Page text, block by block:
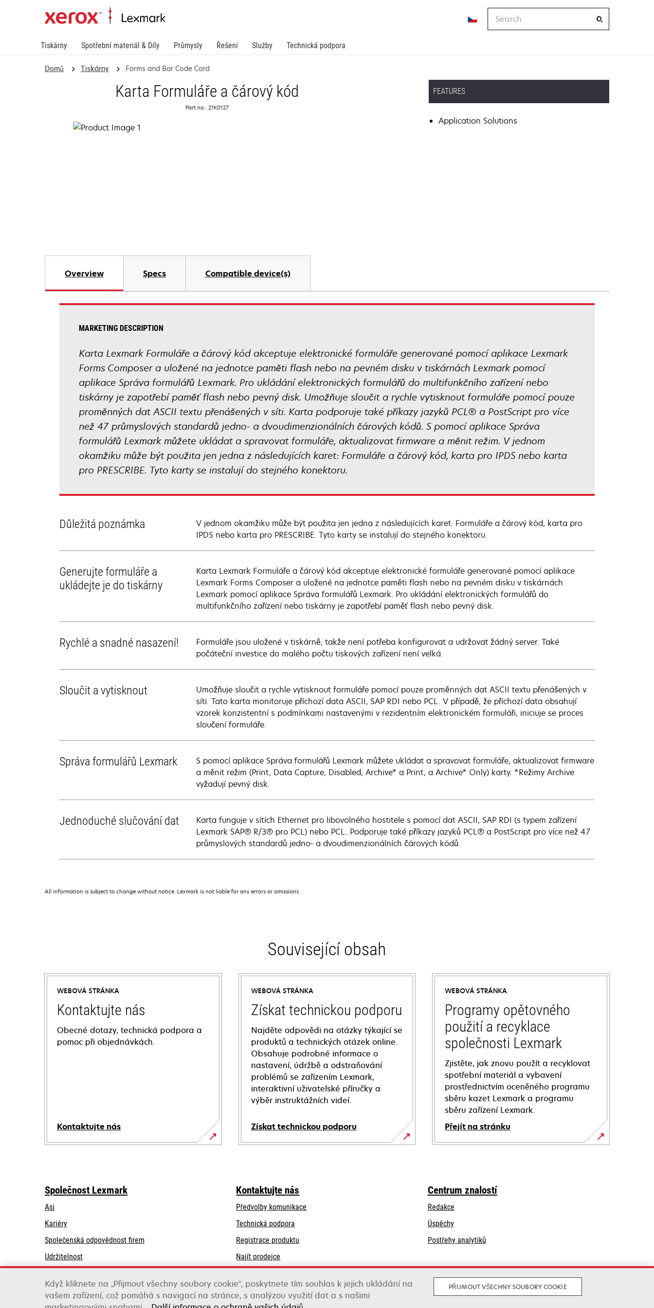
Tiskárny Spotřební materiál & Díly Průmysly Řešení Služby Technická podpora
Domů Tiskárny Forms and Bar Code Card
Karta Formuláře a čárový kód
Part no.: 21K0127
FEATURES
Application Solutions
Overview Specs Compatible device(s)
MARKETING DESCRIPTION
Karta Lexmark Formuláře a čárový kód akceptuje elektronické formuláře generované pomocí aplikace Lexmark
Forms Composer a uložené na jednotce paměti flash nebo na pevném disku v tiskárnách Lexmark pomocí
aplikace Správa formulářů Lexmark. Pro ukládání elektronických formulářů do multifunkčního zařízení nebo
tiskárny je zapotřebí paměť flash nebo pevný disk. Umožňuje sloučit a rychle vytisknout formuláře pomocí pouze
proměnných dat ASCII textu přenášených v síti. Karta podporuje také příkazy jazyků PCL® a PostScript pro více
než 47 průmyslových standardů jedno- a dvoudimenzionálních čárových kódů. S pomocí aplikace Správa
formulářů Lexmark můžete ukládat a spravovat formuláře, aktualizovat firmware a měnit režim. V jednom
okamžiku může být použita jen jedna z následujících karet: Formuláře a čárový kód, karta pro IPDS nebo karta
pro PRESCRIBE. Tyto karty se instalují do stejného konektoru.
Důležitá poznámka
V jednom okamžiku může být použita jen jedna z následujících karet: Formuláře a čárový kód, karta pro
IPDS nebo karta pro PRESCRIBE. Tyto karty se instalují do stejného konektoru.
Generujte formuláře a
ukládejte je do tiskárny
Karta Lexmark Formuláře a čárový kód akceptuje elektronické formuláře generované pomocí aplikace
Lexmark Forms Composer a uložené na jednotce paměti flash nebo na pevném disku v tiskárnách
Lexmark pomocí aplikace Správa formulářů Lexmark. Pro ukládání elektronických formulářů do
multifunkčního zařízení nebo tiskárny je zapotřebí paměť flash nebo pevný disk.
Rychlé a snadné nasazení!
Formuláře jsou uložené v tiskárně, takže není potřeba konfigurovat a udržovat žádný server. Také
počáteční investice do malého počtu tiskových zařízení není velká.
Sloučit a vytisknout
Umožňuje sloučit a rychle vytisknout formuláře pomocí pouze proměnných dat ASCII textu přenášených v
síti. Tato karta monitoruje příchozí data ASCII, SAP RDI nebo PCL. V případě, že příchozí data obsahují
vzorek konzistentní s podmínkami nastavenými v rezidentním elektronickém formuláři, iniciuje se proces
sloučení formuláře.
Správa formulářů Lexmark
S pomocí aplikace Správa formulářů Lexmark můžete ukládat a spravovat formuláře, aktualizovat firmware
a měnit režim (Print, Data Capture, Disabled, Archive* a Print, a Archive* Only) karty. *Režimy Archive
vyžadují pevný disk.
Jednoduché slučování dat
Karta funguje v sítích Ethernet pro libovolného hostitele s pomocí dat ASCII, SAP RDI (s typem zařízení
Lexmark SAP® R/3® pro PCL) nebo PCL. Podporuje také příkazy jazyků PCL® a PostScript pro více než 47
průmyslových standardů jedno- a dvoudimenzionálních čárových kódů.
All information is subject to change without notice. Lexmark is not liable for any errors or omissions.
Související obsah
WEBOVÁ STRÁNKA
Kontaktujte nás
Obecné dotazy, technická podpora a
pomoc při objednávkách.
Kontaktujte nás
WEBOVÁ STRÁNKA
Získat technickou podporu
Najděte odpovědi na otázky týkající se
produktů a technických otázek online.
Obsahuje podrobné informace o
nastavení, údržbě a odstraňování
problémů se zařízením Lexmark,
interaktivní uživatelské příručky a
výběr instruktážních videí.
Získat technickou podporu
opens
tab
WEBOVÁ STRÁNKA
Programy opětovného
použití a recyklace
společnosti Lexmark
Zjistěte, jak znovu použít a recyklovat
spotřební materiál a vybavení
prostřednictvím oceněného programu
sběru kazet Lexmark a programu
sběru zařízení Lexmark.
Přejít na stránku
Společnost Lexmark
Asi
Kariéry
Společenská odpovědnost firem
tab
Udržitelnost
Kontaktujte nás
Předvolby komunikace
Technická podpora
a
tab
Registrace produktu
Najít prodejce
Centrum znalostí
Redakce
Úspěchy
Postřehy analytiků
Lexmark International, Inc., společnost Xerox
Když kliknete na „Přijmout všechny soubory cookie“, poskytnete tím souhlas k jejich ukládání na
vašem zařízení, což pomáhá s navigací na stránce, s analýzou využití dat a s našimi
PŘIJMOUT VŠECHNY SOUBORY COOKIE